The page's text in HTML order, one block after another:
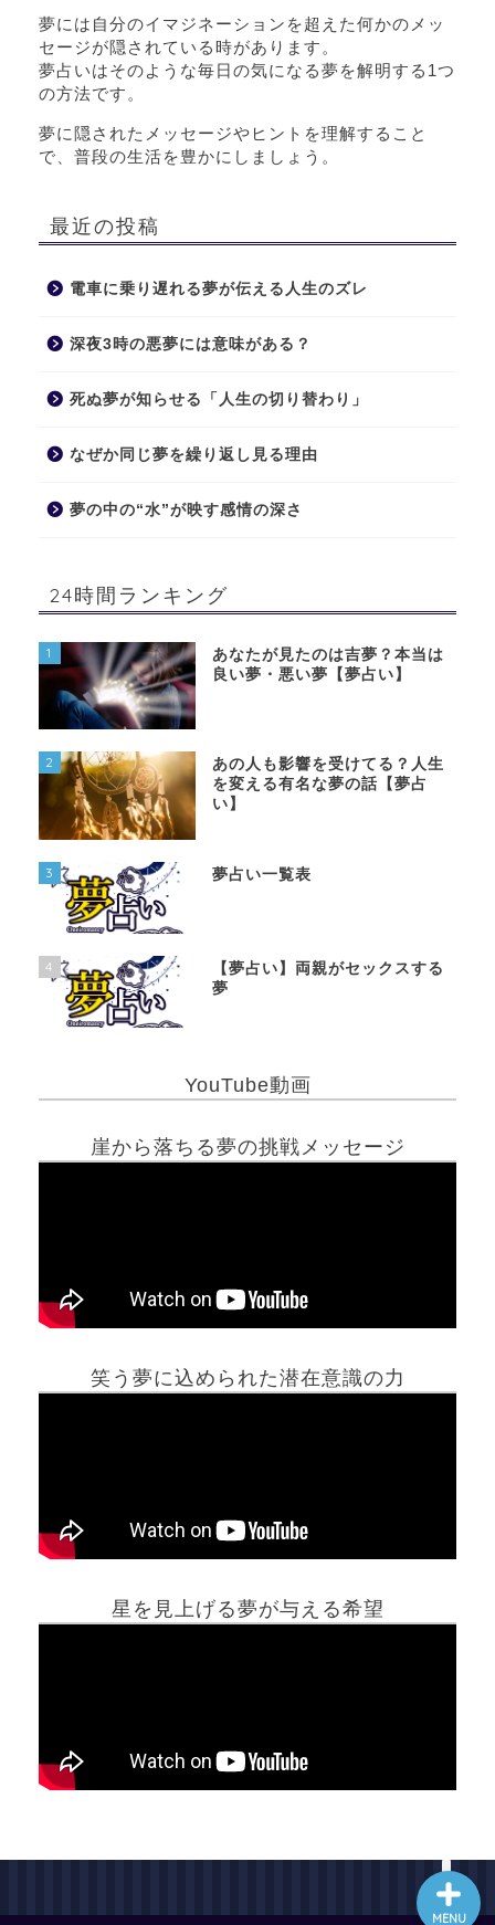
夢には自分のイマジネーションを超えた何かのメッ
セージが隠されている時があります。
夢占いはそのような毎日の気になる夢を解明する1つ
の方法です。
夢に隠されたメッセージやヒントを理解すること
で、普段の生活を豊かにしましょう。
最近の投稿
電車に乗り遅れる夢が伝える人生のズレ
深夜3時の悪夢には意味がある？
死ぬ夢が知らせる「人生の切り替わり」
なぜか同じ夢を繰り返し見る理由
夢の中の“水”が映す感情の深さ
24時間ランキング
1
あなたが見たのは吉夢？本当は
良い夢・悪い夢【夢占い】
2
あの人も影響を受けてる？人生
を変える有名な夢の話【夢占
い】
3 夢占い一覧表
4
【夢占い】両親がセックスする
夢
YouTube動画
崖から落ちる夢の挑戦メッセージ
笑う夢に込められた潜在意識の力
星を見上げる夢が与える希望
MENU
ホーム
最新記事動画